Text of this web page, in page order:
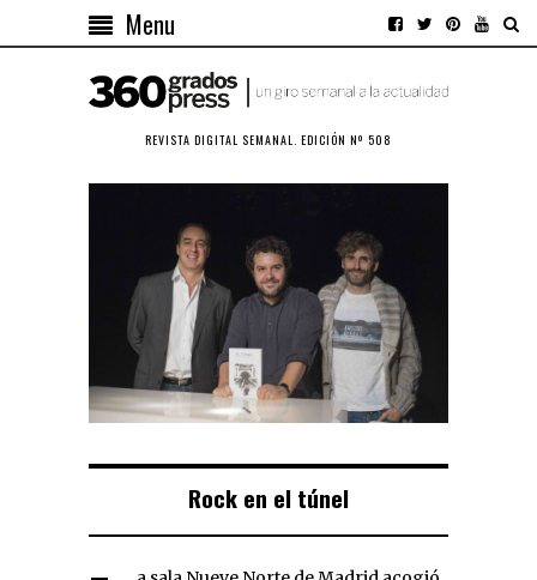
Menu
REVISTA DIGITAL SEMANAL. EDICIÓN Nº 508
Rock en el túnel